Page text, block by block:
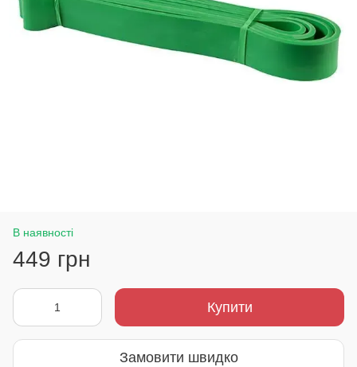
В наявності
449 грн
Купити
Замовити швидко